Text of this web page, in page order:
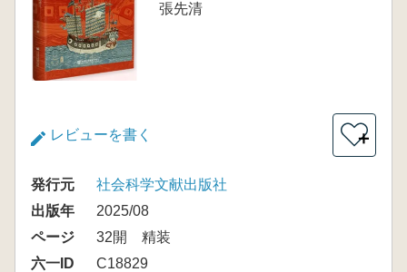
張先清
レビューを書く ＋
発行元
社会科学文献出版社
出版年
2025/08
ページ
32開 精装
六一ID
C18829